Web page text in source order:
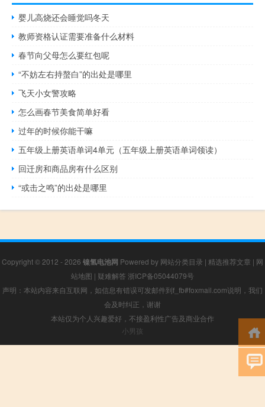
婴儿高烧还会睡觉吗冬天
教师资格认证需要准备什么材料
春节向父母怎么要红包呢
“不妨左右持螯白”的出处是哪里
飞天小女警攻略
怎么画春节美食简单好看
过年的时候你能干嘛
五年级上册英语单词4单元（五年级上册英语单词领读）
回迁房和商品房有什么区别
“或击之鸣”的出处是哪里
Copyright © 2012 - 2026 镍氢电池网 Powered by 网站分类目录 | 精选推荐文章 | 网
站地图 | 疑难解答 浙ICP备05044079号
声明：本站内容来自互联网，如信息有错误可发邮件到f_fb#foxmail.com说明，我们
会及时纠正，谢谢
本站仅为个人兴趣爱好，不接盈利性广告及商业合作
小男孩